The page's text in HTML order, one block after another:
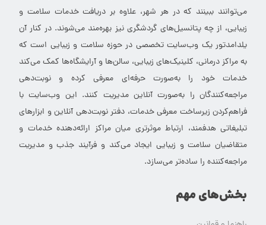
مشاوره‌های لازم جهت گرفتن خدمات را دریافت کنند. در کنار آن
می‌توانند ببینند که در هر شهر، علاوه بر دریافت خدمات سلامت و
زیبایی، از چه پتانسیل‌های گردشگری نیز بهره‌مند می‌شوند. در کنار آن
یلدامدتور یک وب‌سایت تخصصی در حوزه سلامت و زیبایی است که
به مراکز درمانی، کلینیک‌های زیبایی، سالن‌ها و آرایشگاه‌ها کمک می‌کند
خدمات خود را به‌صورت حرفه‌ای معرفی کرده و نوبت‌دهی
مراجعه‌کنندگان را به‌صورت آنلاین مدیریت کنند. این وب‌سایت با
فراهم‌کردن زیرساخت معرفی خدمات، دفتر نوبت‌دهی آنلاین و ابزارهای
تبلیغاتی هدفمند، ارتباط موثرتری میان مراکز ارائه‌دهنده خدمات و
متقاضیان سلامت و زیبایی ایجاد می‌کند و فرآیند جذب و مدیریت
بخش‌های مهم